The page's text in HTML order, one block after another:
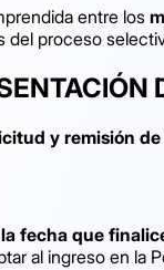
entre los
del proceso
y remisión
fecha que
al ingreso en la